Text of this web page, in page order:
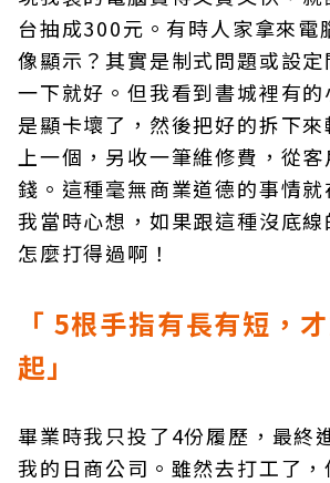
台抽成300元。有時人家拿來電
像顯示？其實是制式問題或設
一下就好。但我看到書城裡有
是顯卡壞了，然後把好的拆下
上一個，另收一筆維修費，從
錢。這種毫無商業道德的事情就
我當時心想，如果跟這種沒底線
怎麼打得過啊！
「 5根手指有長有短，
起」
畢業時我只投了4份履歷，最終
我的日商公司。雖然去打工了